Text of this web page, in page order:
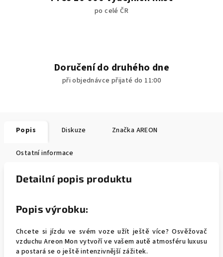
po celé ČR
Doručení do druhého dne
při objednávce přijaté do 11:00
Popis Diskuze Značka AREON
Ostatní informace
Detailní popis produktu
Popis výrobku:
Chcete si jízdu ve svém voze užít ještě více? Osvěžovač
vzduchu Areon Mon vytvoří ve vašem autě atmosféru luxusu
a postará se o ještě intenzivnější zážitek.